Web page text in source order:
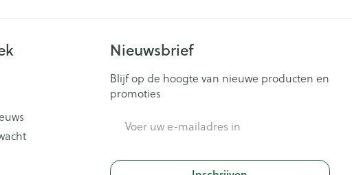
Nieuwsbrief
Blijf op de hoogte van nieuwe producten en
promoties